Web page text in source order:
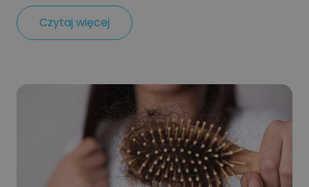
Czytaj więcej